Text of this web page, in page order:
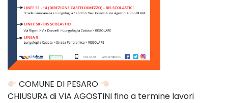
COMUNE DI PESARO
CHIUSURA di VIA AGOSTINI fino a termine lavori